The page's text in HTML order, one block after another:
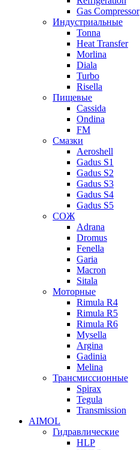
Gas Compressor
Индустриальные
Tonna
Heat Transfer
Morlina
Diala
Turbo
Risella
Пищевые
Cassida
Ondina
FM
Смазки
Aeroshell
Gadus S1
Gadus S2
Gadus S3
Gadus S4
Gadus S5
СОЖ
Adrana
Dromus
Fenella
Garia
Macron
Sitala
Моторные
Rimula R4
Rimula R5
Rimula R6
Mysella
Argina
Gadinia
Melina
Трансмиссионные
Spirax
Tegula
Transmission
AIMOL
Гидравлические
HLP